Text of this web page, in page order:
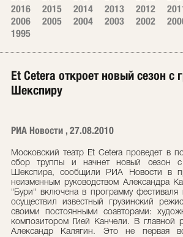
2016
2015 2014 2013 2012
2006
2005 2004 2003 2002
1995
Et Cetera откроет новый сезон
Шекспиру
РИА Новости , 27.08.2010
Московский театр Et Cetera проведет в
сбор труппы и начнет новый сезон с
Шекспира, сообщили РИА Новости в
неизменным руководством Александра
"Бури" включена в программу фестиваля
осуществил известный грузинский
своими постоянными соавторами:
композитором Гией Канчели. В главной
Александр Калягин. Это не первая